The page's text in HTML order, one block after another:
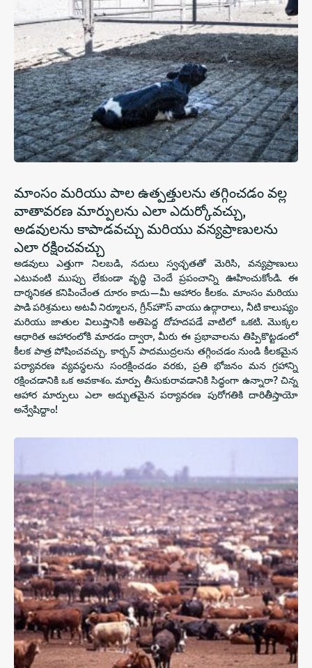
మాంసం మరియు పాల ఉత్పత్తులను తగ్గించడం వల్ల
వాతావరణ మార్పులను ఎలా ఎదుర్కోవచ్చు,
అడవులను కాపాడవచ్చు మరియు వన్యప్రాణులను
ఎలా రక్షించవచ్చు
అడవులు ఎత్తుగా నిలబడి, నదులు స్వచ్ఛతతో మెరిసి, వన్యప్రాణులు
ఎటువంటి ముప్పు లేకుండా వృద్ధి చెందే ప్రపంచాన్ని ఊహించుకోండి. ఈ
దార్శనికత కనిపించేంత దూరం కాదు—మీ ఆహారం కీలకం. మాంసం మరియు
పాడి పరిశ్రమలు అటవీ నిర్మూలన, గ్రీన్‌హౌస్ వాయు ఉద్గారాలు, నీటి కాలుష్యం
మరియు జాతుల విలుప్తానికి అతిపెద్ద దోహదపడే వాటిలో ఒకటి. మొక్కల
ఆధారిత ఆహారంలోకి మారడం ద్వారా, మీరు ఈ ప్రభావాలను తిప్పికొట్టడంలో
కీలక పాత్ర పోషించవచ్చు. కార్బన్ పాదముద్రలను తగ్గించడం నుండి కీలకమైన
పర్యావరణ వ్యవస్థలను సంరక్షించడం వరకు, ప్రతి భోజనం మన గ్రహాన్ని
రక్షించడానికి ఒక అవకాశం. మార్పు తీసుకురావడానికి సిద్ధంగా ఉన్నారా? చిన్న
ఆహార మార్పులు ఎలా అద్భుతమైన పర్యావరణ పురోగతికి దారితీస్తాయో
అన్వేషిద్దాం!